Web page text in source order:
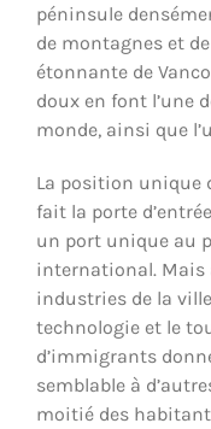
péninsule
de montagnes et
étonnante de
doux en font l’une
monde, ainsi que
La position unique
fait la porte
un port unique au
international. Mais
industries de la
technologie et le
d’immigrants
semblable à
moitié des